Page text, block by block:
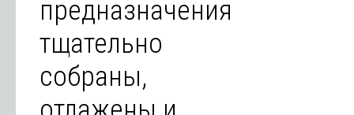
предназначения
тщательно
собраны,